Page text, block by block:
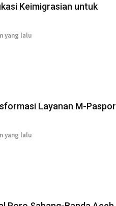
Keimigrasian untuk
yang lalu
Layanan M-Paspor
yang lalu